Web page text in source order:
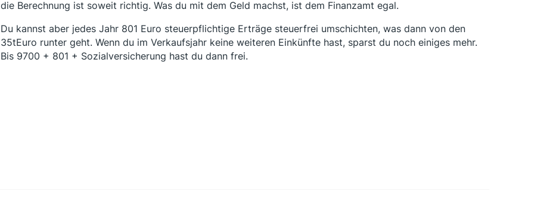
die Berechnung ist soweit richtig. Was du mit dem Geld machst, ist dem Finanzamt egal.
Du kannst aber jedes Jahr 801 Euro steuerpflichtige Erträge steuerfrei umschichten, was dann von den
35tEuro runter geht. Wenn du im Verkaufsjahr keine weiteren Einkünfte hast, sparst du noch einiges mehr.
Bis 9700 + 801 + Sozialversicherung hast du dann frei.